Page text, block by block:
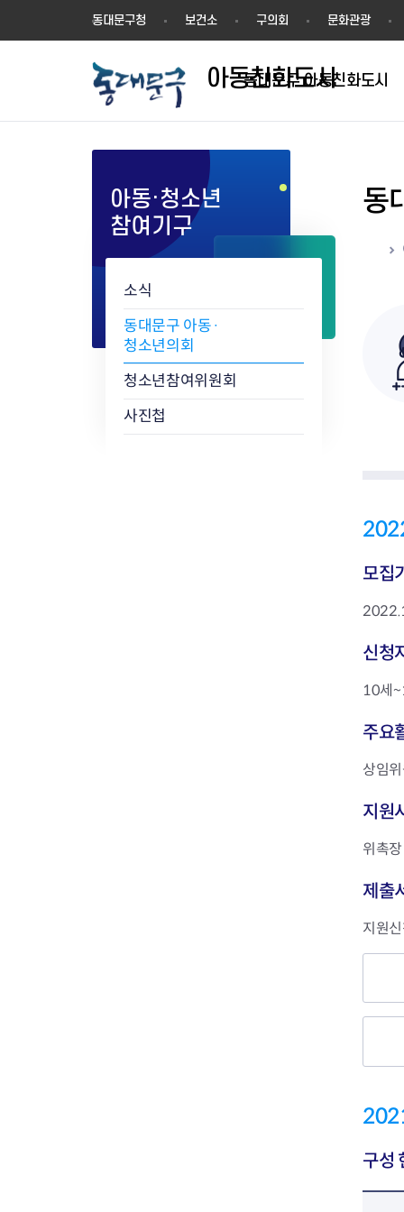
시
동대문구청 보건소 구의회 문화관광
아동친화도시
동대문구 아동친화도시
아동·청소년
참여기구
소식
동대문구 아동·
청소년의회
청소년참여위원회
사진첩
동
모집
신청
10세
주요
상임
지원
위촉
제출
지원
구성